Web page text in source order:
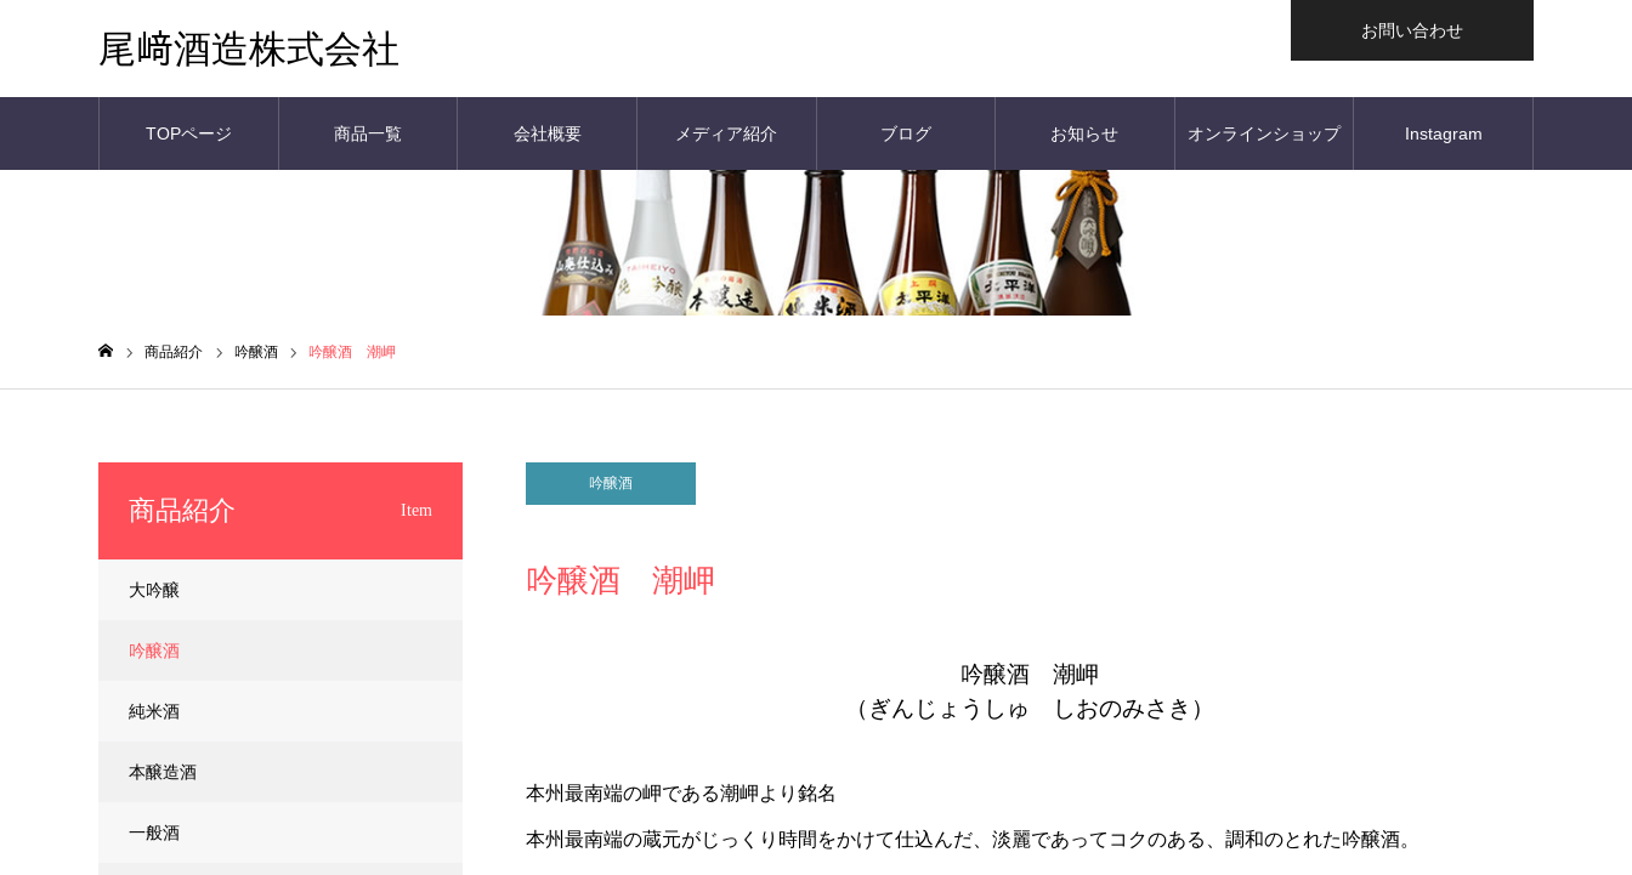
尾﨑酒造株式会社 お問い合わせ
TOPページ 商品一覧 会社概要 メディア紹介 ブログ お知らせ オンラインショップ Instagram
商品紹介 吟醸酒 吟醸酒 潮岬
吟醸酒
吟醸酒 潮岬
吟醸酒 潮岬
（ぎんじょうしゅ しおのみさき）
本州最南端の岬である潮岬より銘名
本州最南端の蔵元がじっくり時間をかけて仕込んだ、淡麗であってコクのある、調和のとれた吟醸酒。
商品紹介 Item
大吟醸
吟醸酒
純米酒
本醸造酒
一般酒